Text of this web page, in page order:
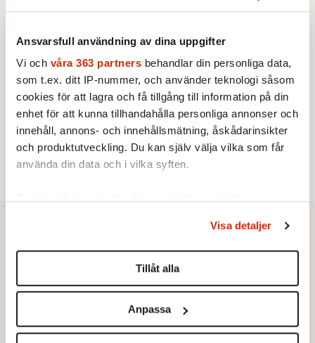
Ansvarsfull användning av dina uppgifter
Vi och våra 363 partners behandlar din personliga data,
som t.ex. ditt IP-nummer, och använder teknologi såsom
cookies för att lagra och få tillgång till information på din
enhet för att kunna tillhandahålla personliga annonser och
innehåll, annons- och innehållsmätning, åskådarinsikter
och produktutveckling. Du kan själv välja vilka som får
använda din data och i vilka syften.
Du kan ändra eller dra tillbaka ditt samtycke när som
helst från cookie-förklaringen.
Vi använder enhetsidentifierare för att anpassa innehållet
för sociala medier och analysera vår trafik. Vi
vidarebefordrar även sådana identifierare och annan
Visa detaljer
Tillåt alla
Anpassa
3.Frans Wachtmeister:Ja, AC är ett hot mot den
KRÖNIKA
Nina Lekander:
På ”Kommunisthögskolan” drömde
alla om att vara arbetarklass
STICKET
5.Bitte Assarmo:Sagan om den lågbegåvade
ursprungsbefolkningen i Filipstad
KRÖNIKA
6.Sakine Madon:Efter islamistdådet oroar sig
vänstern för Agnes Wold